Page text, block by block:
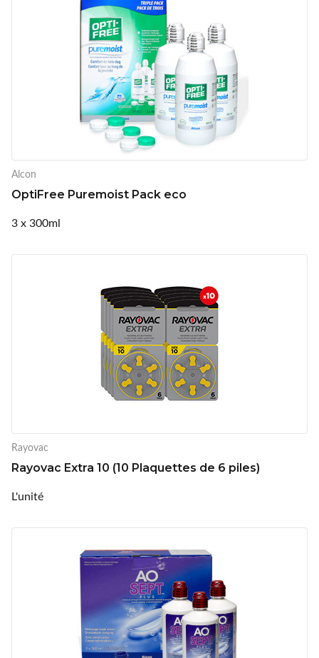
Alcon
OptiFree Puremoist Pack eco
3 x 300ml
Rayovac
Rayovac Extra 10 (10 Plaquettes de 6 piles)
L'unité